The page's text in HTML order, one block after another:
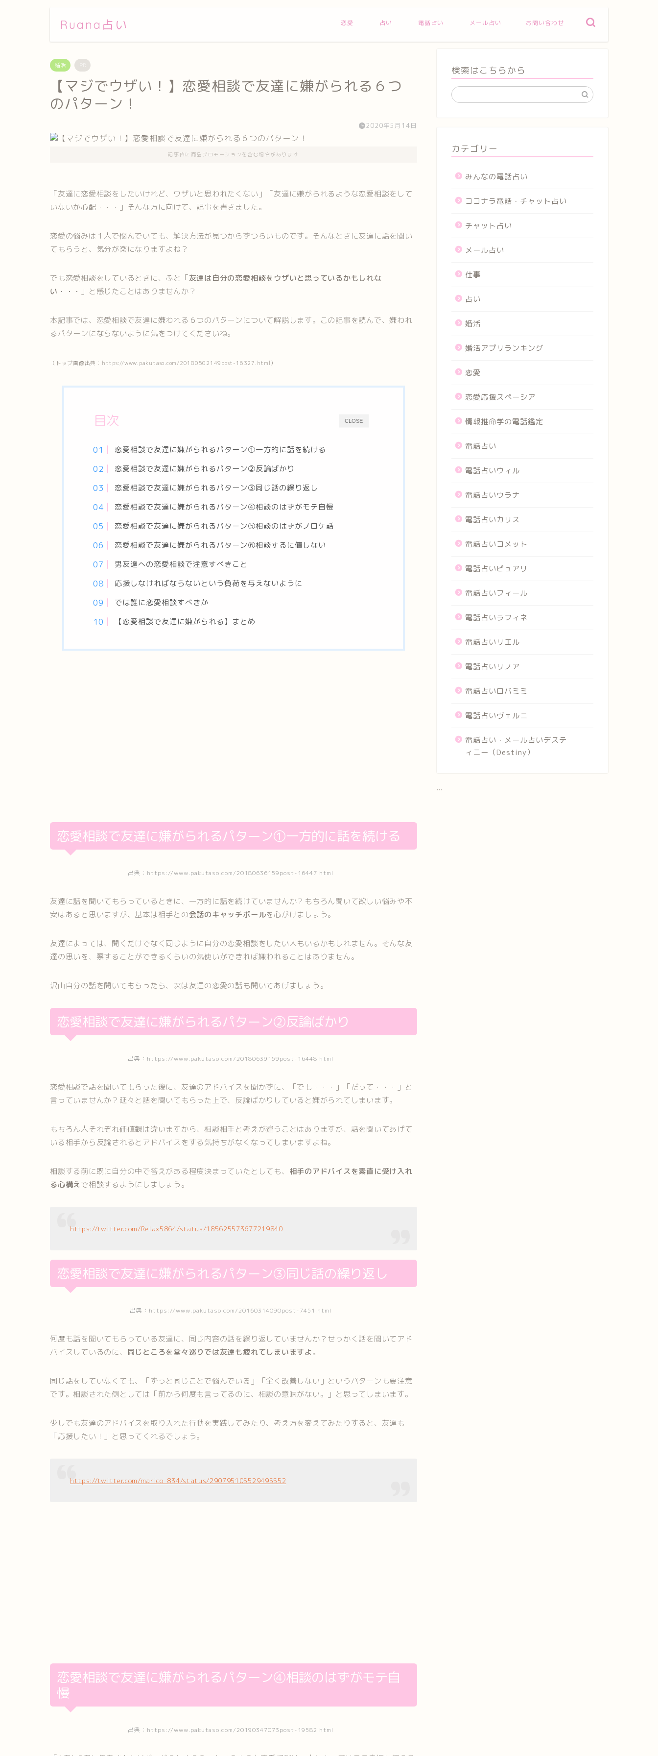
Ruana占い 恋愛 占い 電話占い メール占い お問い合わせ
婚活
【マジでウザい！】恋愛相談で友達に嫌がられる６つ
のパターン！
2020年5月14日
記事内に商品プロモーションを含む場合があります
「友達に恋愛相談をしたいけれど、ウザいと思われたくない」「友達に嫌がられるような恋愛相談をして
いないか心配・・・」そんな方に向けて、記事を書きました。
恋愛の悩みは１人で悩んでいても、解決方法が見つからずつらいものです。そんなときに友達に話を聞い
てもらうと、気分が楽になりますよね？
でも恋愛相談をしているときに、ふと「友達は自分の恋愛相談をウザいと思っているかもしれな
い・・・
」と感じたことはありませんか？
本記事では、恋愛相談で友達に嫌われる６つのパターンについて解説します。この記事を読んで、嫌われ
るパターンにならないように気をつけてくださいね。
（トップ画像出典：https://www.pakutaso.com/20180502149post-16327.html）
CLOSE
目次
恋愛相談で友達に嫌がられるパターン①一方的に話を続ける
恋愛相談で友達に嫌がられるパターン②反論ばかり
恋愛相談で友達に嫌がられるパターン③同じ話の繰り返し
恋愛相談で友達に嫌がられるパターン④相談のはずがモテ自慢
恋愛相談で友達に嫌がられるパターン⑤相談のはずがノロケ話
恋愛相談で友達に嫌がられるパターン⑥相談するに値しない
男友達への恋愛相談で注意すべきこと
応援しなければならないという負荷を与えないように
では誰に恋愛相談すべきか
【恋愛相談で友達に嫌がられる】まとめ
恋愛相談で友達に嫌がられるパターン①一方的に話を続ける
出典：https://www.pakutaso.com/20180636159post-16447.html
友達に話を聞いてもらっているときに、一方的に話を続けていませんか？もちろん聞いて欲しい悩みや不
安はあると思いますが、基本は相手との会話のキャッチボールを心がけましょう。
友達によっては、聞くだけでなく同じように自分の恋愛相談をしたい人もいるかもしれません。そんな友
達の思いを、察することができるくらいの気使いができれば嫌われることはありません。
沢山自分の話を聞いてもらったら、次は友達の恋愛の話も聞いてあげましょう。
恋愛相談で友達に嫌がられるパターン②反論ばかり
出典：https://www.pakutaso.com/20180639159post-16448.html
恋愛相談で話を聞いてもらった後に、友達のアドバイスを聞かずに、「でも・・・」「だって・・・」と
言っていませんか？延々と話を聞いてもらった上で、反論ばかりしていると嫌がられてしまいます。
もちろん人それぞれ価値観は違いますから、相談相手と考えが違うことはありますが、話を聞いてあげて
いる相手から反論されるとアドバイスをする気持ちがなくなってしまいますよね。
相談する前に既に自分の中で答えがある程度決まっていたとしても、 相手のアドバイスを素直に受け入れ
る心構えで相談するようにしましょう。
https://twitter.com/Relax5864/status/185625573677219840
恋愛相談で友達に嫌がられるパターン③同じ話の繰り返し
出典：https://www.pakutaso.com/20160314090post-7451.html
何度も話を聞いてもらっている友達に、同じ内容の話を繰り返していませんか？せっかく話を聞いてアド
バイスしているのに、 同じところを堂々巡りでは友達も疲れてしまいますよ。
同じ話をしていなくても、「ずっと同じことで悩んでいる」「全く改善しない」というパターンも要注意
です。相談された側としては「前から何度も言ってるのに、相談の意味がない。」と思ってしまいます。
少しでも友達のアドバイスを取り入れた行動を実践してみたり、考え方を変えてみたりすると、友達も
「応援したい！」と思ってくれるでしょう。
https://twitter.com/marico_834/status/290795105529495552
恋愛相談で友達に嫌がられるパターン④相談のはずがモテ自
慢
出典：https://www.pakutaso.com/20190347073post-19582.html
検索はこちらから
カテゴリー
みんなの電話占い
ココナラ電話・チャット占い
チャット占い
メール占い
仕事
占い
婚活
婚活アプリランキング
恋愛
恋愛応援スペーシア
情報推命学の電話鑑定
電話占い
電話占いウィル
電話占いウラナ
電話占いカリス
電話占いコメット
電話占いピュアリ
電話占いフィール
電話占いラフィネ
電話占いリエル
電話占いリノア
電話占いロバミミ
電話占いヴェルニ
電話占い・メール占いデステ
ィニー（Destiny）
...